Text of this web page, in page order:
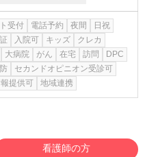
受付 電話予約 夜間
日祝
入院可 キッズ
クレカ
大病院 がん 在宅 訪問
DPC
セカンドオピニオン受診可
提供可
地域連携
看護師の方